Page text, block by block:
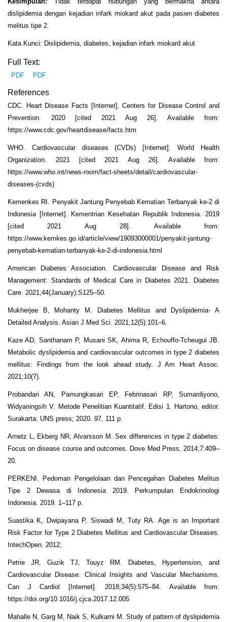
dislipidemia dengan kejadian infark miokard akut pada pasien diabetes
melitus tipe 2.
Kata Kunci: Dislipidemia, diabetes, kejadian infark miokard akut
Full Text:
PDF PDF
References
CDC. Heart Disease Facts [Internet]. Centers for Disease Control and
Prevention. 2020 [cited 2021 Aug 26]. Available from:
https://www.cdc.gov/heartdisease/facts.htm
WHO. Cardiovascular diseases (CVDs) [Internet]. World Health
Organization. 2021 [cited 2021 Aug 26]. Available from:
https://www.who.int/news-room/fact-sheets/detail/cardiovascular-
diseases-(cvds)
Kemenkes RI. Penyakit Jantung Penyebab Kematian Terbanyak ke-2 di
Indonesia [Internet]. Kementrian Kesehatan Republik Indonesia. 2019
[cited 2021 Aug 28]. Available from:
https://www.kemkes.go.id/article/view/19093000001/penyakit-jantung-
penyebab-kematian-terbanyak-ke-2-di-indonesia.html
American Diabetes Association. Cardiovascular Disease and Risk
Management: Standards of Medical Care in Diabetes 2021. Diabetes
Care. 2021;44(January):S125–50.
Mukherjee B, Mohanty M. Diabetes Mellitus and Dyslipidemia- A
Detailed Analysis. Asian J Med Sci. 2021;12(5):101–6.
Kaze AD, Santhanam P, Musani SK, Ahima R, Echouffo-Tcheugui JB.
Metabolic dyslipidemia and cardiovascular outcomes in type 2 diabetes
mellitus: Findings from the look ahead study. J Am Heart Assoc.
2021;10(7).
Probandari AN, Pamungkasari EP, Febrinasari RP, Sumardiyono,
Widyaningsih V. Metode Penelitian Kuantitatif. Edisi 1. Hartono, editor.
Surakarta: UNS press; 2020. 97, 111 p.
Arnetz L, Ekberg NR, Alvarsson M. Sex differences in type 2 diabetes:
Focus on disease course and outcomes. Dove Med Press. 2014;7:409–
20.
PERKENI. Pedoman Pengelolaan dan Pencegahan Diabetes Melitus
Tipe 2 Dewasa di Indonesia 2019. Perkumpulan Endokrinologi
Indonesia. 2019. 1–117 p.
Suastika K, Dwipayana P, Siswadi M, Tuty RA. Age is an Important
Risk Factor for Type 2 Diabetes Mellitus and Cardiovascular Diseases.
IntechOpen. 2012;
Petrie JR, Guzik TJ, Touyz RM. Diabetes, Hypertension, and
Cardiovascular Disease: Clinical Insights and Vascular Mechanisms.
Can J Cardiol [Internet]. 2018;34(5):575–84. Available from:
https://doi.org/10.1016/j.cjca.2017.12.005
Mahalle N, Garg M, Naik S, Kulkarni M. Study of pattern of dyslipidemia